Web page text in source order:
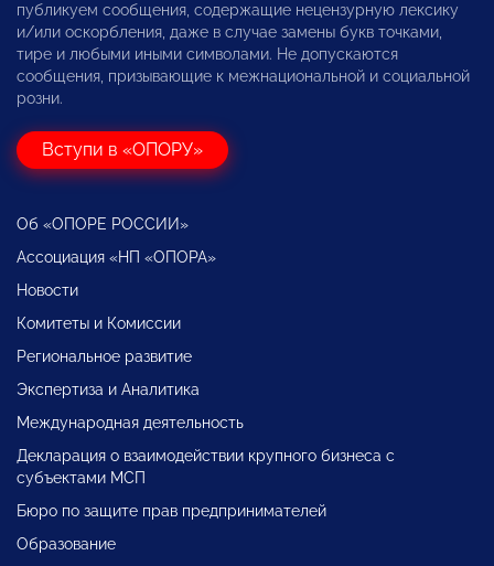
публикуем сообщения, содержащие нецензурную лексику
и/или оскорбления, даже в случае замены букв точками,
тире и любыми иными символами. Не допускаются
сообщения, призывающие к межнациональной и социальной
розни.
Вступи в «ОПОРУ»
Об «ОПОРЕ РОССИИ»
Ассоциация «НП «ОПОРА»
Новости
Комитеты и Комиссии
Региональное развитие
Экспертиза и Аналитика
Международная деятельность
Декларация о взаимодействии крупного бизнеса с
субъектами МСП
Бюро по защите прав предпринимателей
Образование